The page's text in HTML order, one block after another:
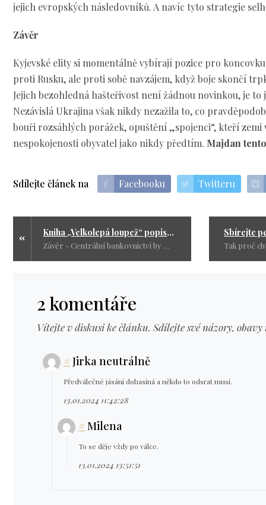
jejich evropských následovníků. A navíc tyto strategie
Závěr
Kyjevské elity si momentálně vybírají pozice pro koncovku
proti Rusku, ale proti sobě navzájem, když boje skončí
Jejich bezohledná hašteřivost není žádnou novinkou, je
Nezávislá Ukrajina však nikdy nezažila to, co
bouři rozsáhlých porážek, opuštění „spojenci“, kteří zemi
nespokojenosti obyvatel jako nikdy předtím. Majdan
Sdílejte článek na Facebooku Twitteru
Kniha „Velkolepá loupež“ popisuje plánovanou konfiskaci majetku každého člověka při dalším finančním kolapsu
Závěr - Centrální bankovnictví by mělo být veřejnou službou. Samotná myšlenka, že by mělo být kontrolováno soukromými zájmy, je zdrojem všech současných problémů lidstva.
2 komentáře
Vítejte v diskusi ke článku. Sdílejte své názory,
#Jirka neutrálně
Předválečné jásání dohasíná a někdo to odsrat musí.
13.01.2024 11:42:28
#Milena
To se děje vždy po válce.
13.01.2024 13:51:51